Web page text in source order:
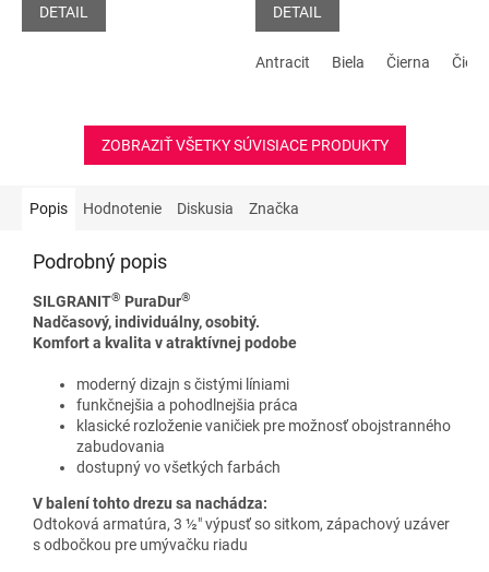
DETAIL DETAIL
Antracit Biela Čierna
ZOBRAZIŤ VŠETKY SÚVISIACE PRODUKTY
Popis Hodnotenie Diskusia Značka
Podrobný popis
SILGRANIT® PuraDur®
Nadčasový, individuálny, osobitý.
Komfort a kvalita v atraktívnej podobe
moderný dizajn s čistými líniami
funkčnejšia a pohodlnejšia práca
klasické rozloženie vaničiek pre možnosť obojstranného
zabudovania
dostupný vo všetkých farbách
V balení tohto drezu sa nachádza:
Odtoková armatúra, 3 ½" výpusť so sitkom, zápachový uzáver
s odbočkou pre umývačku riadu